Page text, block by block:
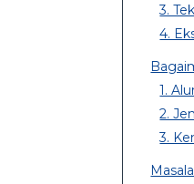
3.
4.
1.
2.
3.